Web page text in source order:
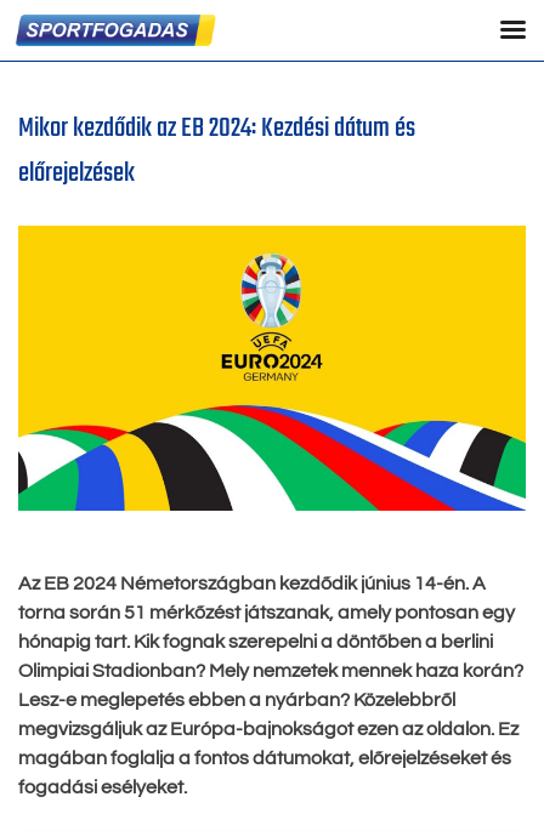
Mikor kezdődik az EB 2024: Kezdési dátum és
előrejelzések
Az EB 2024 Németországban kezdődik június 14-én. A
torna során 51 mérkőzést játszanak, amely pontosan egy
hónapig tart. Kik fognak szerepelni a döntőben a berlini
Olimpiai Stadionban? Mely nemzetek mennek haza korán?
Lesz-e meglepetés ebben a nyárban? Közelebbről
megvizsgáljuk az Európa-bajnokságot ezen az oldalon. Ez
magában foglalja a fontos dátumokat, előrejelzéseket és
fogadási esélyeket.